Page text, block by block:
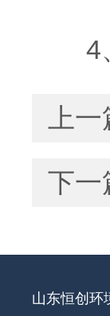
4、
上一
下一
山东恒创环